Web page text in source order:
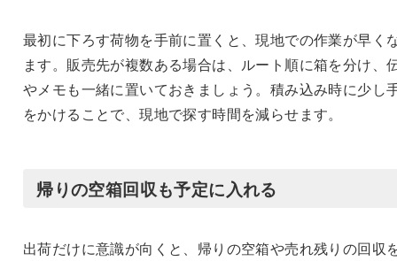
最初に下ろす荷物を手前に置くと、現地での作業が早く
ます。販売先が複数ある場合は、ルート順に箱を分け、
やメモも一緒に置いておきましょう。積み込み時に少し
をかけることで、現地で探す時間を減らせます。
帰りの空箱回収も予定に入れる
出荷だけに意識が向くと、帰りの空箱や売れ残りの回収